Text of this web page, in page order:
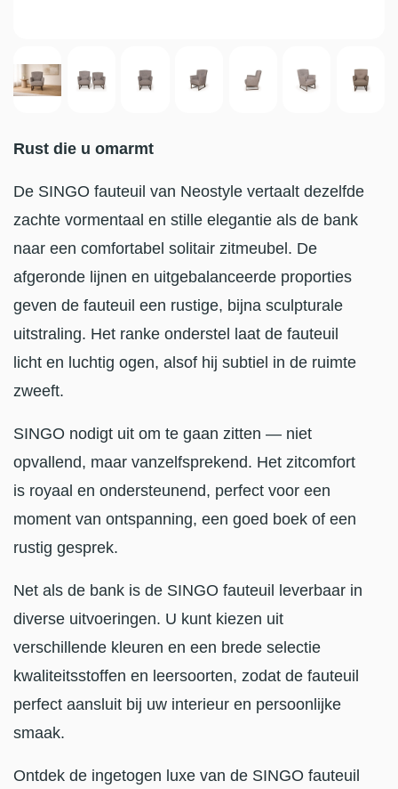
Rust die u omarmt
De SINGO fauteuil van Neostyle vertaalt dezelfde
zachte vormentaal en stille elegantie als de bank
naar een comfortabel solitair zitmeubel. De
afgeronde lijnen en uitgebalanceerde proporties
geven de fauteuil een rustige, bijna sculpturale
uitstraling. Het ranke onderstel laat de fauteuil
licht en luchtig ogen, alsof hij subtiel in de ruimte
zweeft.
SINGO nodigt uit om te gaan zitten — niet
opvallend, maar vanzelfsprekend. Het zitcomfort
is royaal en ondersteunend, perfect voor een
moment van ontspanning, een goed boek of een
rustig gesprek.
Net als de bank is de SINGO fauteuil leverbaar in
diverse uitvoeringen. U kunt kiezen uit
verschillende kleuren en een brede selectie
kwaliteitsstoffen en leersoorten, zodat de fauteuil
perfect aansluit bij uw interieur en persoonlijke
smaak.
Ontdek de ingetogen luxe van de SINGO fauteuil